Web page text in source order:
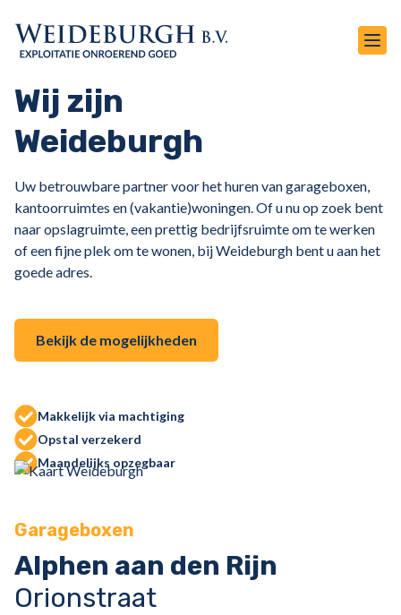
Wij zijn
Weideburgh
Uw betrouwbare partner voor het huren van garageboxen,
kantoorruimtes en (vakantie)woningen. Of u nu op zoek bent
naar opslagruimte, een prettig bedrijfsruimte om te werken
of een fijne plek om te wonen, bij Weideburgh bent u aan het
goede adres.
Bekijk de mogelijkheden
Makkelijk via machtiging
Opstal verzekerd
Maandelijks opzegbaar
Garageboxen
Alphen aan den Rijn
Orionstraat